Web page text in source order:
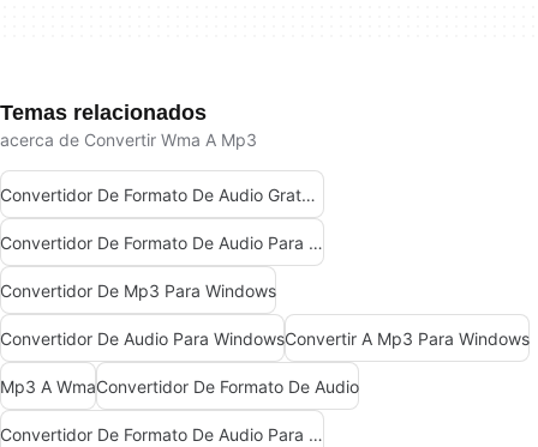
Temas relacionados
acerca de Convertir Wma A Mp3
Convertidor De Formato De Audio Gratuito Para Windows
Convertidor De Formato De Audio Para Windows
Convertidor De Mp3 Para Windows
Convertidor De Audio Para WindowsConvertir A Mp3 Para Windows
Mp3 A WmaConvertidor De Formato De Audio
Convertidor De Formato De Audio Para Mac